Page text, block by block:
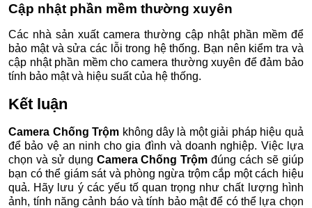
Cập nhật phần mềm thường xuyên
Các nhà sản xuất camera thường cập nhật phần mềm để
bảo mật và sửa các lỗi trong hệ thống. Bạn nên kiểm tra và
cập nhật phần mềm cho camera thường xuyên để đảm bảo
tính bảo mật và hiệu suất của hệ thống.
Kết luận
Camera Chống Trộm không dây là một giải pháp hiệu quả
để bảo vệ an ninh cho gia đình và doanh nghiệp. Việc lựa
chọn và sử dụng Camera Chống Trộm đúng cách sẽ giúp
bạn có thể giám sát và phòng ngừa trộm cắp một cách hiệu
quả. Hãy lưu ý các yếu tố quan trọng như chất lượng hình
ảnh, tính năng cảnh báo và tính bảo mật để có thể lựa chọn